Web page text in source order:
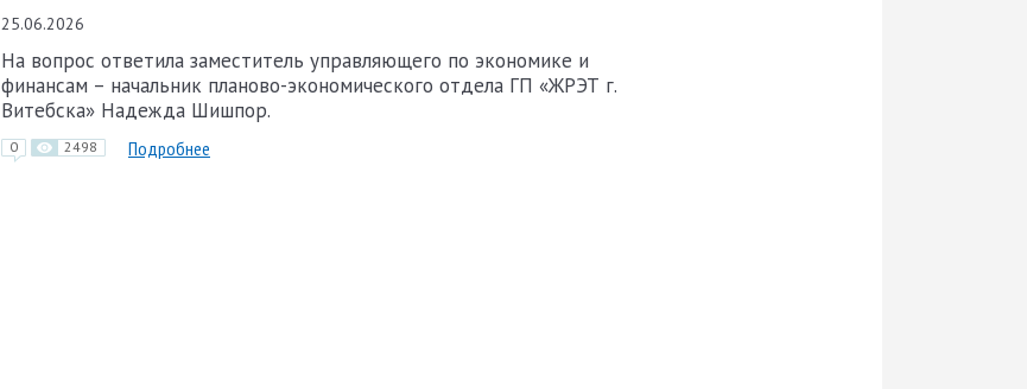
25.06.2026
На вопрос ответила заместитель управляющего по экономике и
финансам – начальник планово-экономического отдела ГП «ЖРЭТ г.
Витебска» Надежда Шишпор.
0 2498 Подробнее